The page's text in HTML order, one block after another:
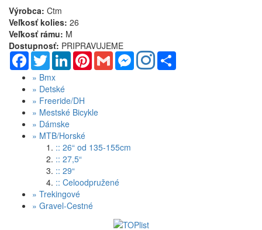
Výrobca: Ctm
Veľkosť kolies: 26
Veľkosť rámu: M
Dostupnosť: PRIPRAVUJEME
Facebook
TwitterLinkedInPinterestGmail Messenger
» Bmx
» Detské
» Freeride/DH
» Mestské Bicykle
» Dámske
» MTB/Horské
:: 26“ od 135-155cm
:: 27,5“
:: 29“
:: Celoodpružené
» Trekingové
» Gravel-Cestné